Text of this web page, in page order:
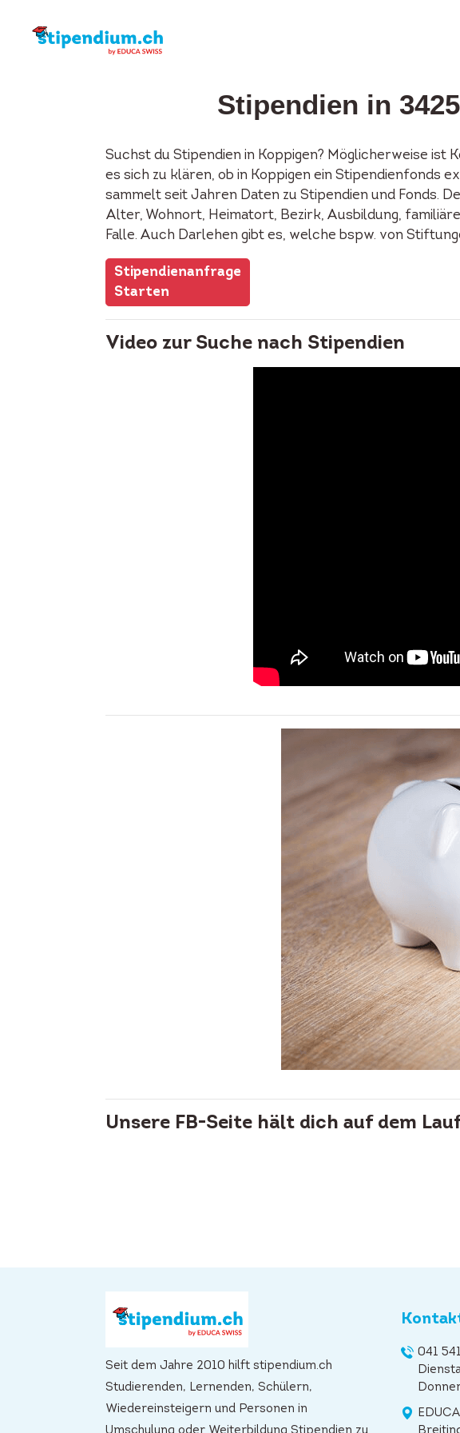
Stipendien in
Suchst du Stipendien in Koppigen? Möglicherweise ist
es sich zu klären, ob in Koppigen ein Stipendienfonds
sammelt seit Jahren Daten zu Stipendien und Fonds.
Alter, Wohnort, Heimatort, Bezirk, Ausbildung,
Falle. Auch Darlehen gibt es, welche bspw. von
Stipendienanfrage
Starten
Video zur Suche nach Stipendien
Unsere FB-Seite hält dich auf dem
Seit dem Jahre 2010 hilft stipendium.ch
Studierenden, Lernenden, Schülern,
Wiedereinsteigern und Personen in
041